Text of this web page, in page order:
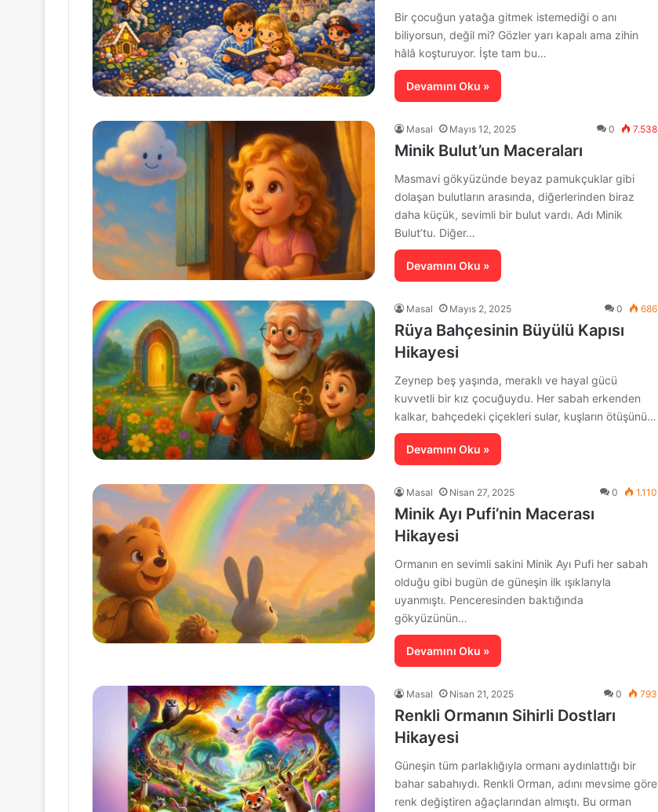
Bir çocuğun yatağa gitmek istemediği o anı
biliyorsun, değil mi? Gözler yarı kapalı ama zihin
hâlâ koşturuyor. İşte tam bu…
Devamını Oku »
Masal Mayıs 12, 2025 0 7.538
Minik Bulut’un Maceraları
Masmavi gökyüzünde beyaz pamukçuklar gibi
dolaşan bulutların arasında, diğerlerinden biraz
daha küçük, sevimli bir bulut vardı. Adı Minik
Bulut’tu. Diğer…
Devamını Oku »
Masal Mayıs 2, 2025 0 686
Rüya Bahçesinin Büyülü Kapısı
Hikayesi
Zeynep beş yaşında, meraklı ve hayal gücü
kuvvetli bir kız çocuğuydu. Her sabah erkenden
kalkar, bahçedeki çiçekleri sular, kuşların ötüşünü…
Devamını Oku »
Masal Nisan 27, 2025 0 1.110
Minik Ayı Pufi’nin Macerası
Hikayesi
Ormanın en sevimli sakini Minik Ayı Pufi her sabah
olduğu gibi bugün de güneşin ilk ışıklarıyla
uyanmıştı. Penceresinden baktığında
gökyüzünün…
Devamını Oku »
Masal Nisan 21, 2025 0 793
Renkli Ormanın Sihirli Dostları
Hikayesi
Güneşin tüm parlaklığıyla ormanı aydınlattığı bir
bahar sabahıydı. Renkli Orman, adını mevsime göre
renk değiştiren ağaçlarından almıştı. Bu orman